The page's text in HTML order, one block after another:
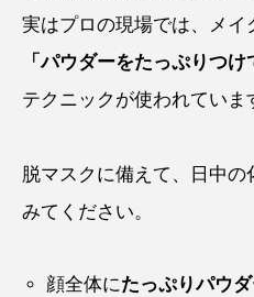
実はプロの現場では、メイ
「パウダーをたっぷりつけ
テクニックが使われていま
脱マスクに備えて、日中
みてください。
顔全体にたっぷりパウ